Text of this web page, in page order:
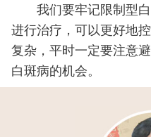
我们要牢记限制型白
进行治疗，可以更好地
复杂，平时一定要注意
白斑病的机会。